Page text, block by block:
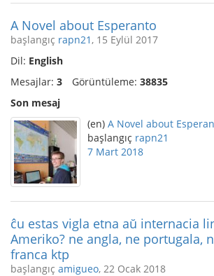
A Novel about Esperanto
başlangıç rapn21 , 15 Eylül 2017
Dil: English
Mesajlar: 3 Görüntüleme: 38835
Son mesaj
(en) A Novel about
başlangıç rapn21
7 Mart 2018
ĉu estas vigla etna aŭ internacia
Ameriko? ne angla, ne portugala,
franca ktp
başlangıç amigueo, 22 Ocak 2018